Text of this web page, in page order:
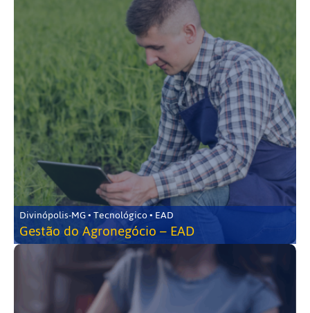
Divinópolis-MG • Tecnológico • EAD
Gestão do Agronegócio – EAD